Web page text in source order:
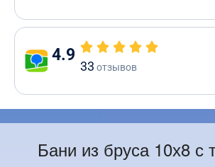
4.9
33 отзывов
Бани из бруса 10х8 с